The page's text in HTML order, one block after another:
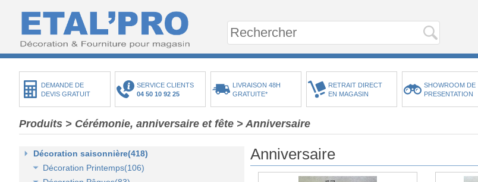
DEMANDE DE
DEVIS GRATUIT
SERVICE CLIENTS
04 50 10 92 25
LIVRAISON 48H
GRATUITE*
RETRAIT DIRECT
EN MAGASIN
SHOWROOM DE
PRESENTATION
Produits > Cérémonie, anniversaire et fête > Anniversaire
Décoration saisonnière(418)
Décoration Printemps(106)
Anniversaire